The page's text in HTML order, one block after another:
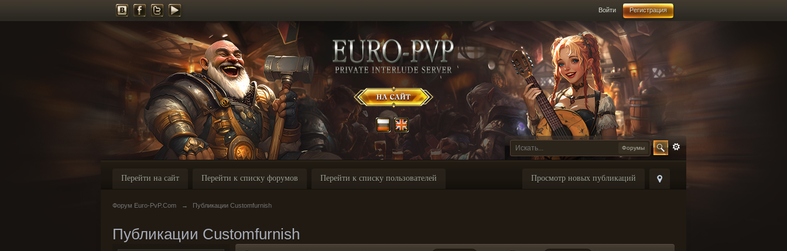
Войти Регистрация
Форумы
Просмотр новых публикаций
Перейти на сайт Перейти к списку форумов Перейти к списку пользователей
Форум Euro-PvP.Com → Публикации Customfurnish
Публикации Customfurnish